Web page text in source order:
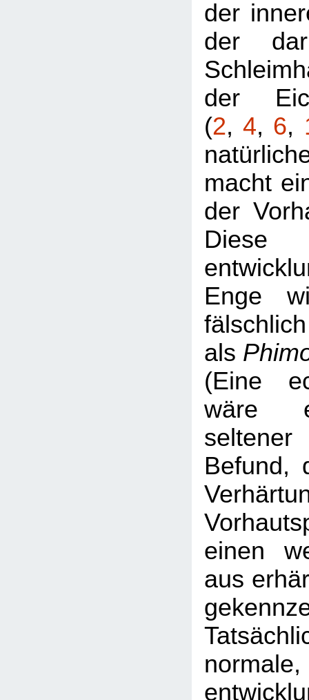
der
der
der
(2,4, 6,
macht
der
Enge
fälschlich
als
(Eine
wäre
seltener
Befund,
einen
aus
normale,